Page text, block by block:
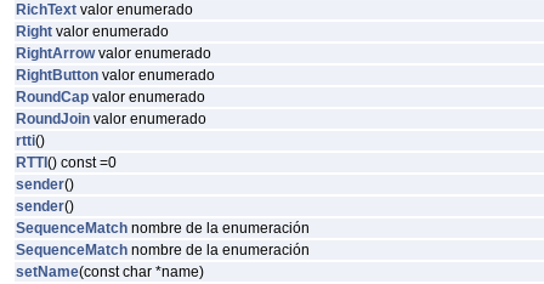
RichText valor enumerado
Right valor enumerado
RightArrowvalor enumerado
RightButton valor enumerado
RoundCap valor enumerado
RoundJoin valor enumerado
rtti()
RTTI() const =0
sender()
sender()
SequenceMatch nombre de la enumeración
SequenceMatch nombre de la enumeración
setName(const char *name)